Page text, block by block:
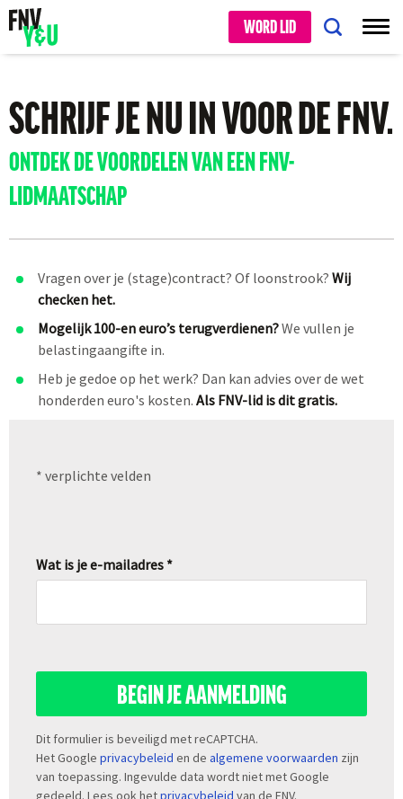
WORD LID
SCHRIJF JE NU IN VOOR DE FNV.
ONTDEK DE VOORDELEN VAN EEN FNV-
LIDMAATSCHAP
Vragen over je (stage)contract? Of loonstrook? Wij
checken het.
Mogelijk 100-en euro’s terugverdienen?We vullen je
belastingaangifte in.
Heb je gedoe op het werk? Dan kan advies over de wet
honderden euro's kosten. Als FNV-lid is dit gratis.
* verplichte velden
Wat is je e-mailadres *
Dit formulier is beveiligd met reCAPTCHA.
Het Google privacybeleid en de algemene voorwaarden zijn
van toepassing. Ingevulde data wordt niet met Google
gedeeld. Lees ook hetprivacybeleid van de FNV.
BEGIN JE AANMELDING